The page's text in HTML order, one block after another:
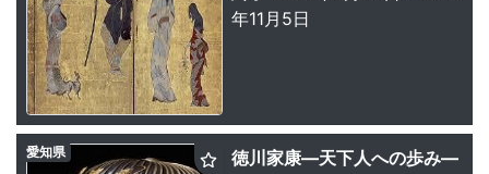
年11月5日
徳川家康—天下人への歩み—
愛知県